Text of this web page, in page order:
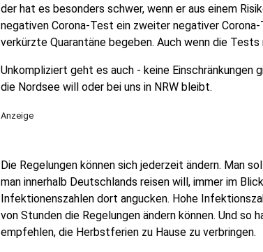
der hat es besonders schwer, wenn er aus einem
negativen Corona-Test ein zweiter negativer
verkürzte Quarantäne begeben. Auch wenn die Tests
Unkompliziert geht es auch - keine Einschränkungen
die Nordsee will oder bei uns in NRW bleibt.
Anzeige
Die Regelungen können sich jederzeit ändern. Man
man innerhalb Deutschlands reisen will, immer im
Infektionenszahlen dort angucken. Hohe
von Stunden die Regelungen ändern können. Und so
empfehlen, die Herbstferien zu Hause zu verbringen.